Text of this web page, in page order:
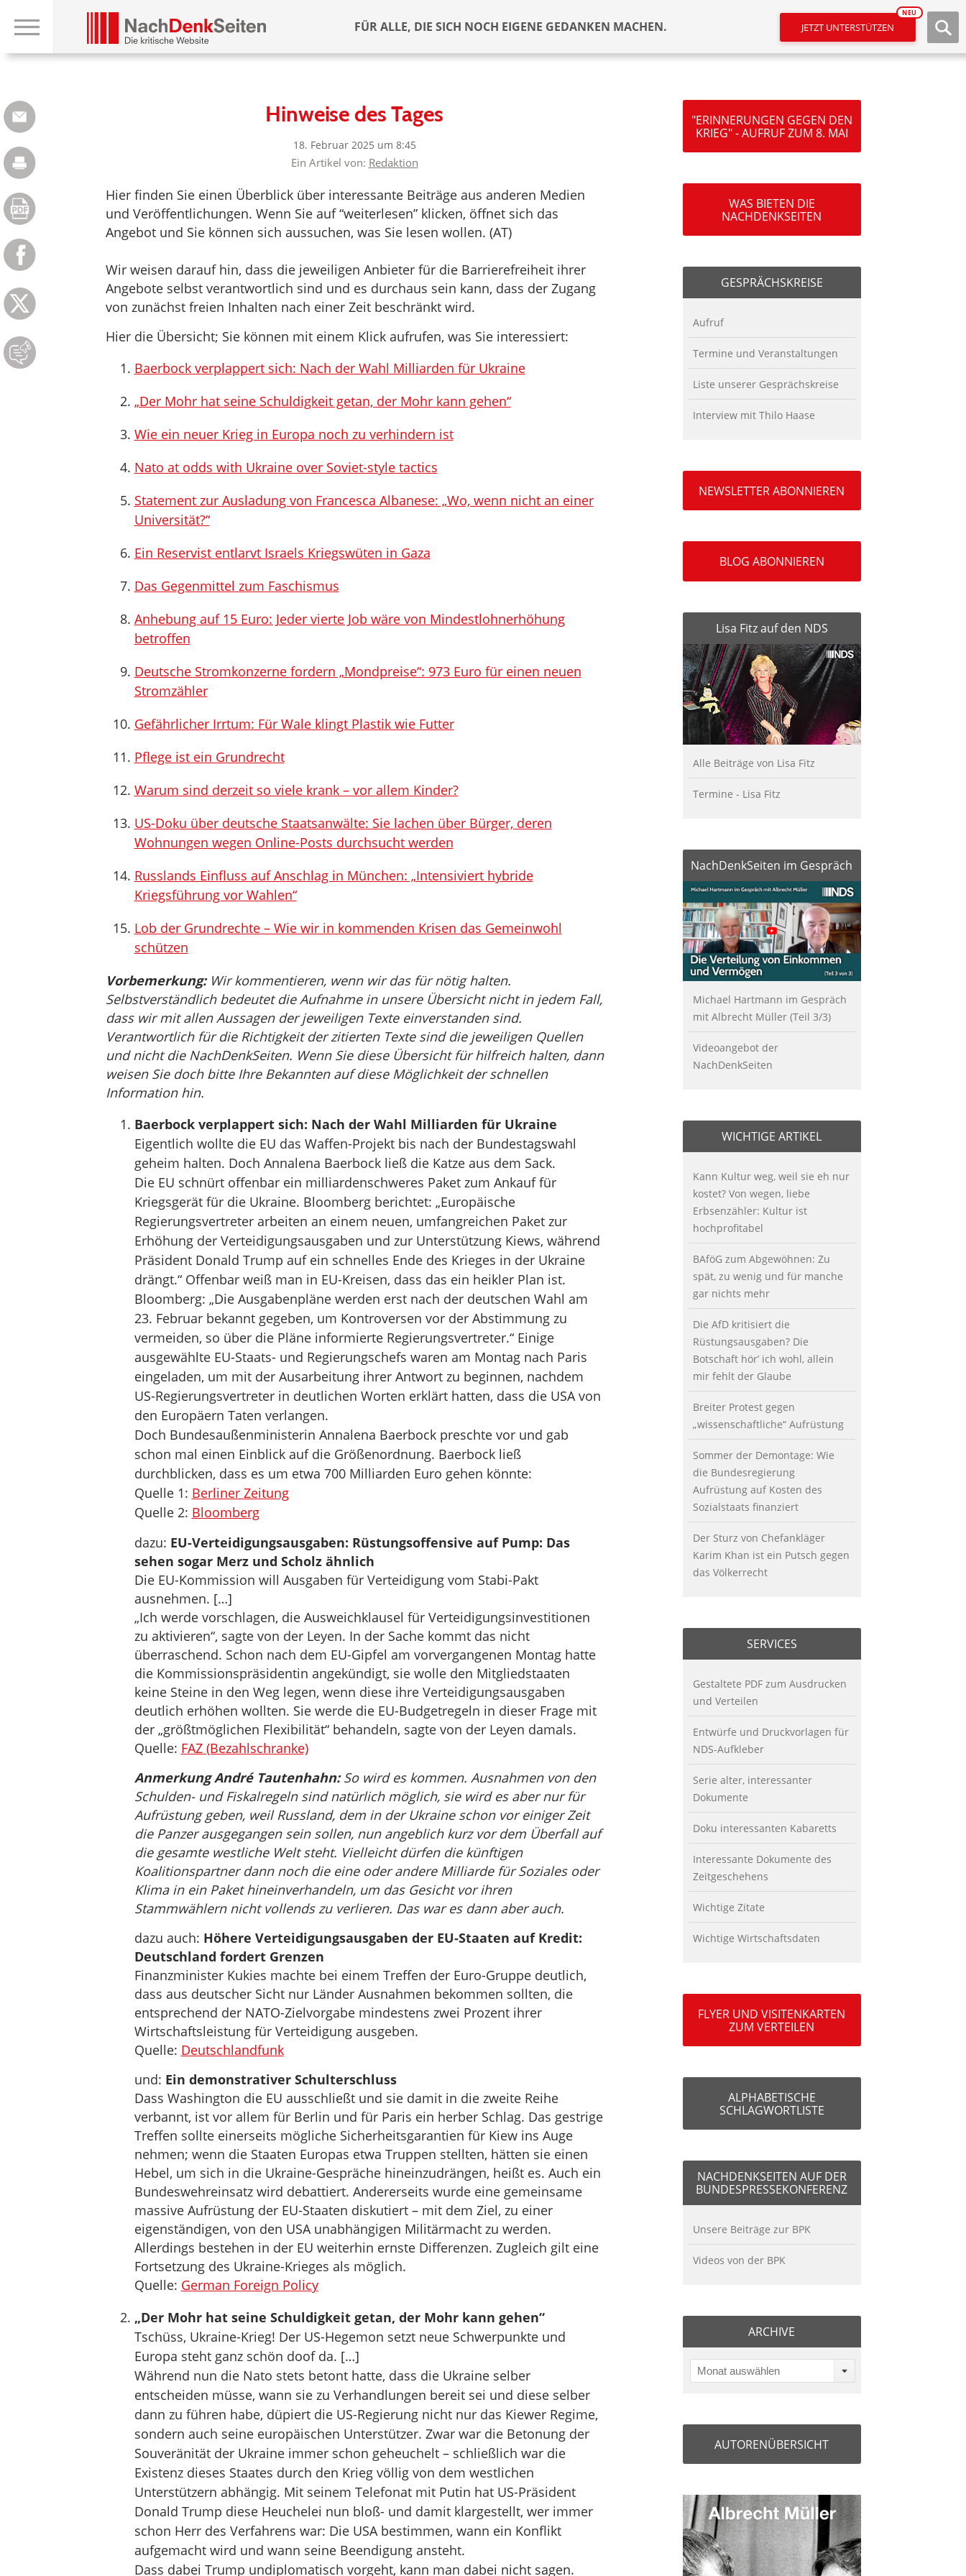
FÜR ALLE, DIE SICH NOCH EIGENE GEDANKEN MACHEN. JETZT UNTERSTÜTZEN
NEU
Hinweise des Tages
18. Februar 2025 um 8:45
Ein Artikel von: Redaktion
Hier finden Sie einen Überblick über interessante Beiträge aus anderen Medien
und Veröffentlichungen. Wenn Sie auf “weiterlesen” klicken, öffnet sich das
Angebot und Sie können sich aussuchen, was Sie lesen wollen. (AT)
Wir weisen darauf hin, dass die jeweiligen Anbieter für die Barrierefreiheit ihrer
Angebote selbst verantwortlich sind und es durchaus sein kann, dass der Zugang
von zunächst freien Inhalten nach einer Zeit beschränkt wird.
Hier die Übersicht; Sie können mit einem Klick aufrufen, was Sie interessiert:
Baerbock verplappert sich: Nach der Wahl Milliarden für Ukraine
„Der Mohr hat seine Schuldigkeit getan, der Mohr kann gehen“
Wie ein neuer Krieg in Europa noch zu verhindern ist
Nato at odds with Ukraine over Soviet-style tactics
Statement zur Ausladung von Francesca Albanese: „Wo, wenn nicht an einer
Universität?“
Ein Reservist entlarvt Israels Kriegswüten in Gaza
Das Gegenmittel zum Faschismus
Anhebung auf 15 Euro: Jeder vierte Job wäre von Mindestlohnerhöhung
betroffen
Deutsche Stromkonzerne fordern „Mondpreise“: 973 Euro für einen neuen
Stromzähler
Gefährlicher Irrtum: Für Wale klingt Plastik wie Futter
Pflege ist ein Grundrecht
Warum sind derzeit so viele krank – vor allem Kinder?
US-Doku über deutsche Staatsanwälte: Sie lachen über Bürger, deren
Wohnungen wegen Online-Posts durchsucht werden
Russlands Einfluss auf Anschlag in München: „Intensiviert hybride
Kriegsführung vor Wahlen“
Lob der Grundrechte – Wie wir in kommenden Krisen das Gemeinwohl
schützen
Vorbemerkung:Wir kommentieren, wenn wir das für nötig halten.
Selbstverständlich bedeutet die Aufnahme in unsere Übersicht nicht in jedem Fall,
dass wir mit allen Aussagen der jeweiligen Texte einverstanden sind.
Verantwortlich für die Richtigkeit der zitierten Texte sind die jeweiligen Quellen
und nicht die NachDenkSeiten. Wenn Sie diese Übersicht für hilfreich halten, dann
weisen Sie doch bitte Ihre Bekannten auf diese Möglichkeit der schnellen
Information hin.
Baerbock verplappert sich: Nach der Wahl Milliarden für Ukraine
Eigentlich wollte die EU das Waffen-Projekt bis nach der Bundestagswahl
geheim halten. Doch Annalena Baerbock ließ die Katze aus dem Sack.
Die EU schnürt offenbar ein milliardenschweres Paket zum Ankauf für
Kriegsgerät für die Ukraine. Bloomberg berichtet: „Europäische
Regierungsvertreter arbeiten an einem neuen, umfangreichen Paket zur
Erhöhung der Verteidigungsausgaben und zur Unterstützung Kiews, während
Präsident Donald Trump auf ein schnelles Ende des Krieges in der Ukraine
drängt.“ Offenbar weiß man in EU-Kreisen, dass das ein heikler Plan ist.
Bloomberg: „Die Ausgabenpläne werden erst nach der deutschen Wahl am
23. Februar bekannt gegeben, um Kontroversen vor der Abstimmung zu
vermeiden, so über die Pläne informierte Regierungsvertreter.“ Einige
ausgewählte EU-Staats- und Regierungschefs waren am Montag nach Paris
eingeladen, um mit der Ausarbeitung ihrer Antwort zu beginnen, nachdem
US-Regierungsvertreter in deutlichen Worten erklärt hatten, dass die USA von
den Europäern Taten verlangen.
Doch Bundesaußenministerin Annalena Baerbock preschte vor und gab
schon mal einen Einblick auf die Größenordnung. Baerbock ließ
durchblicken, dass es um etwa 700 Milliarden Euro gehen könnte:
Quelle 1: Berliner Zeitung
Quelle 2: Bloomberg
dazu: EU-Verteidigungsausgaben: Rüstungsoffensive auf Pump: Das
sehen sogar Merz und Scholz ähnlich
Die EU-Kommission will Ausgaben für Verteidigung vom Stabi-Pakt
ausnehmen. […]
„Ich werde vorschlagen, die Ausweichklausel für Verteidigungsinvestitionen
zu aktivieren“, sagte von der Leyen. In der Sache kommt das nicht
überraschend. Schon nach dem EU-Gipfel am vorvergangenen Montag hatte
die Kommissionspräsidentin angekündigt, sie wolle den Mitgliedstaaten
keine Steine in den Weg legen, wenn diese ihre Verteidigungsausgaben
deutlich erhöhen wollten. Sie werde die EU-Budgetregeln in dieser Frage mit
der „größtmöglichen Flexibilität“ behandeln, sagte von der Leyen damals.
Quelle: FAZ (Bezahlschranke)
Anmerkung André Tautenhahn:So wird es kommen. Ausnahmen von den
Schulden- und Fiskalregeln sind natürlich möglich, sie wird es aber nur für
Aufrüstung geben, weil Russland, dem in der Ukraine schon vor einiger Zeit
die Panzer ausgegangen sein sollen, nun angeblich kurz vor dem Überfall auf
die gesamte westliche Welt steht. Vielleicht dürfen die künftigen
Koalitionspartner dann noch die eine oder andere Milliarde für Soziales oder
Klima in ein Paket hineinverhandeln, um das Gesicht vor ihren
Stammwählern nicht vollends zu verlieren. Das war es dann aber auch.
dazu auch: Höhere Verteidigungsausgaben der EU-Staaten auf Kredit:
Deutschland fordert Grenzen
Finanzminister Kukies machte bei einem Treffen der Euro-Gruppe deutlich,
dass aus deutscher Sicht nur Länder Ausnahmen bekommen sollten, die
entsprechend der NATO-Zielvorgabe mindestens zwei Prozent ihrer
Wirtschaftsleistung für Verteidigung ausgeben.
Quelle: Deutschlandfunk
und: Ein demonstrativer Schulterschluss
Dass Washington die EU ausschließt und sie damit in die zweite Reihe
verbannt, ist vor allem für Berlin und für Paris ein herber Schlag. Das gestrige
Treffen sollte einerseits mögliche Sicherheitsgarantien für Kiew ins Auge
nehmen; wenn die Staaten Europas etwa Truppen stellten, hätten sie einen
Hebel, um sich in die Ukraine-Gespräche hineinzudrängen, heißt es. Auch ein
Bundeswehreinsatz wird debattiert. Andererseits wurde eine gemeinsame
massive Aufrüstung der EU-Staaten diskutiert – mit dem Ziel, zu einer
eigenständigen, von den USA unabhängigen Militärmacht zu werden.
Allerdings bestehen in der EU weiterhin ernste Differenzen. Zugleich gilt eine
Fortsetzung des Ukraine-Krieges als möglich.
Quelle: German Foreign Policy
„Der Mohr hat seine Schuldigkeit getan, der Mohr kann gehen“
Tschüss, Ukraine-Krieg! Der US-Hegemon setzt neue Schwerpunkte und
Europa steht ganz schön doof da. […]
Während nun die Nato stets betont hatte, dass die Ukraine selber
entscheiden müsse, wann sie zu Verhandlungen bereit sei und diese selber
dann zu führen habe, düpiert die US-Regierung nicht nur das Kiewer Regime,
sondern auch seine europäischen Unterstützer. Zwar war die Betonung der
Souveränität der Ukraine immer schon geheuchelt – schließlich war die
Existenz dieses Staates durch den Krieg völlig von dem westlichen
Unterstützern abhängig. Mit seinem Telefonat mit Putin hat US-Präsident
Donald Trump diese Heuchelei nun bloß- und damit klargestellt, wer immer
schon Herr des Verfahrens war: Die USA bestimmen, wann ein Konflikt
aufgemacht wird und wann seine Beendigung ansteht.
Dass dabei Trump undiplomatisch vorgeht, kann man dabei nicht sagen.
"ERINNERUNGEN GEGEN DEN
KRIEG" - AUFRUF ZUM 8. MAI
WAS BIETEN DIE
NACHDENKSEITEN
GESPRÄCHSKREISE
Aufruf
Termine und Veranstaltungen
Liste unserer Gesprächskreise
Interview mit Thilo Haase
NEWSLETTER ABONNIEREN
BLOG ABONNIEREN
Lisa Fitz auf den NDS
Alle Beiträge von Lisa Fitz
Termine - Lisa Fitz
NachDenkSeiten im Gespräch
Michael Hartmann im Gespräch
mit Albrecht Müller (Teil 3/3)
Videoangebot der
NachDenkSeiten
WICHTIGE ARTIKEL
Kann Kultur weg, weil sie eh nur
kostet? Von wegen, liebe
Erbsenzähler: Kultur ist
hochprofitabel
BAföG zum Abgewöhnen: Zu
spät, zu wenig und für manche
gar nichts mehr
Die AfD kritisiert die
Rüstungsausgaben? Die
Botschaft hör’ ich wohl, allein
mir fehlt der Glaube
Breiter Protest gegen
„wissenschaftliche“ Aufrüstung
Sommer der Demontage: Wie
die Bundesregierung
Aufrüstung auf Kosten des
Sozialstaats finanziert
Der Sturz von Chefankläger
Karim Khan ist ein Putsch gegen
das Völkerrecht
SERVICES
Gestaltete PDF zum Ausdrucken
und Verteilen
Entwürfe und Druckvorlagen für
NDS-Aufkleber
Serie alter, interessanter
Dokumente
Doku interessanten Kabaretts
Interessante Dokumente des
Zeitgeschehens
Wichtige Zitate
Wichtige Wirtschaftsdaten
FLYER UND VISITENKARTEN
ZUM VERTEILEN
ALPHABETISCHE
SCHLAGWORTLISTE
NACHDENKSEITEN AUF DER
BUNDESPRESSEKONFERENZ
Unsere Beiträge zur BPK
Videos von der BPK
ARCHIVE
Monat auswählen
AUTORENÜBERSICHT